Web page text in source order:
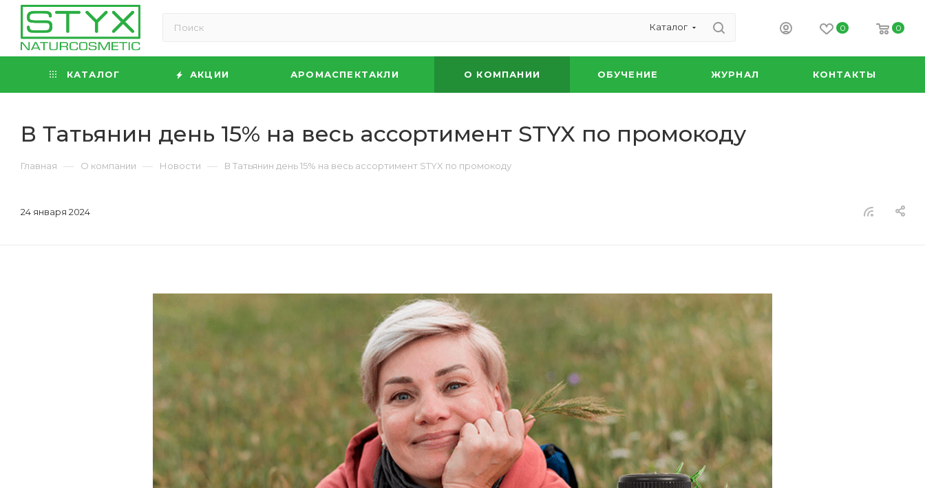
Каталог 0 0
КАТАЛОГ АКЦИИ АРОМАСПЕКТАКЛИ О КОМПАНИИ ОБУЧЕНИЕ ЖУРНАЛ КОНТАКТЫ
В Татьянин день 15% на весь ассортимент STYX по промокоду
Главная — О компании — Новости — В Татьянин день 15% на весь ассортимент STYX по промокоду
24 января 2024